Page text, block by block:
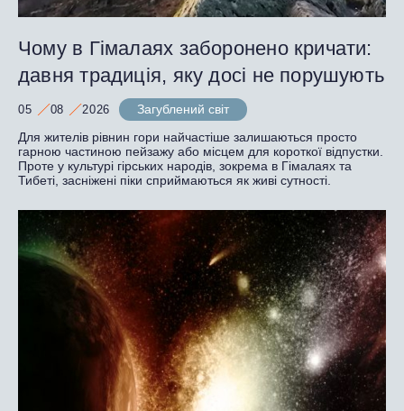
Чому в Гімалаях заборонено кричати:
давня традиція, яку досі не порушують
05 08 2026
Загублений світ
Для жителів рівнин гори найчастіше залишаються просто
гарною частиною пейзажу або місцем для короткої відпустки.
Проте у культурі гірських народів, зокрема в Гімалаях та
Тибеті, засніжені піки сприймаються як живі сутності.